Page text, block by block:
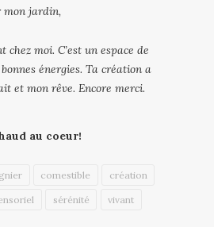
mon jardin,
chez moi. C’est un espace de
énergies. Ta création a
et mon rêve. Encore merci.
au coeur!
comestible création
sérénité vivant